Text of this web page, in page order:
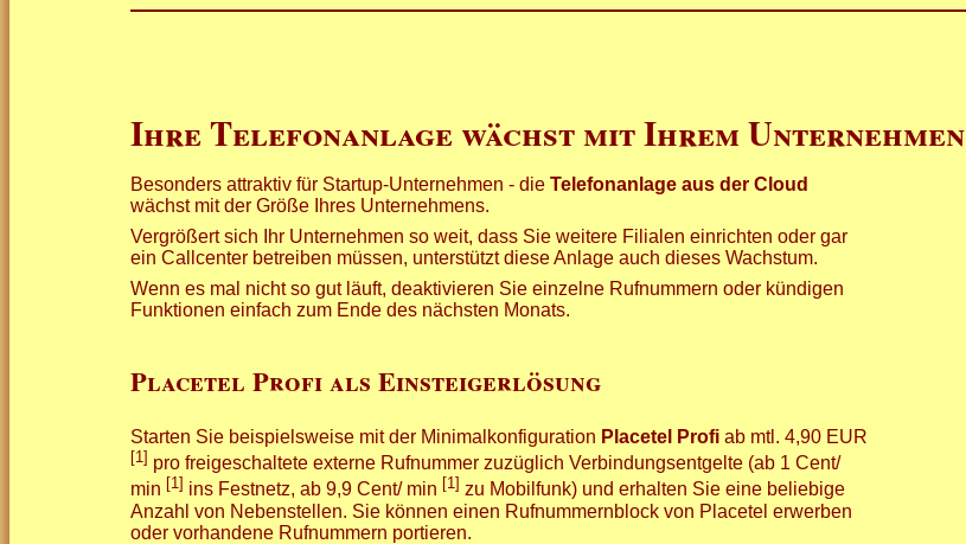
Ihre Telefonanlage wächst mit Ihrem Unternehmen
Besonders attraktiv für Startup-Unternehmen - dieTelefonanlage aus der Cloud
wächst mit der Größe Ihres Unternehmens.
Vergrößert sich Ihr Unternehmen so weit, dass Sie weitere Filialen einrichten oder gar
ein Callcenter betreiben müssen, unterstützt diese Anlage auch dieses Wachstum.
Wenn es mal nicht so gut läuft, deaktivieren Sie einzelne Rufnummern oder kündigen
Funktionen einfach zum Ende des nächsten Monats.
Placetel Profi als Einsteigerlösung
Starten Sie beispielsweise mit der Minimalkonfiguration Placetel Profi ab mtl. 4,90 EUR
[1] pro freigeschaltete externe Rufnummer zuzüglich Verbindungsentgelte (ab 1 Cent/
min [1] ins Festnetz, ab 9,9 Cent/ min [1] zu Mobilfunk) und erhalten Sie eine beliebige
Anzahl von Nebenstellen. Sie können einen Rufnummernblock von Placetel erwerben
oder vorhandene Rufnummern portieren.